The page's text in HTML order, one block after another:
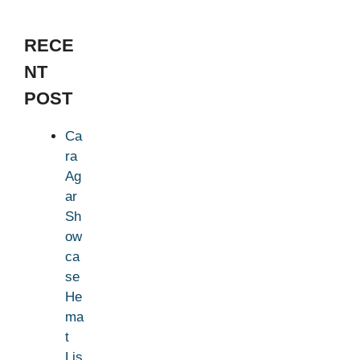
RECE
NT
POST
Ca
ra
Ag
ar
Sh
ow
ca
se
He
ma
t